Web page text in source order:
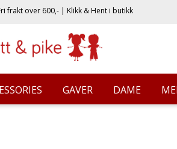
frakt over 600,- | Klikk & Hent i butikk
GAVER DAME